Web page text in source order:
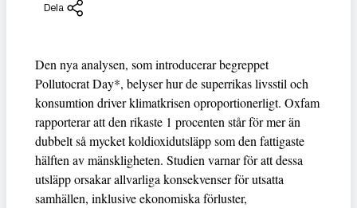
Dela
Den nya analysen, som introducerar begreppet
Pollutocrat Day*, belyser hur de superrikas livsstil och
konsumtion driver klimatkrisen oproportionerligt. Oxfam
rapporterar att den rikaste 1 procenten står för mer än
dubbelt så mycket koldioxidutsläpp som den fattigaste
hälften av mänskligheten. Studien varnar för att dessa
utsläpp orsakar allvarliga konsekvenser för utsatta
samhällen, inklusive ekonomiska förluster,